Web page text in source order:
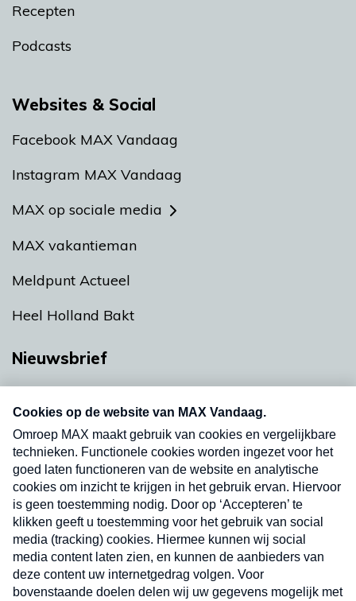
Recepten
Podcasts
Websites & Social
Facebook MAX Vandaag
Instagram MAX Vandaag
MAX op sociale media
MAX vakantieman
Meldpunt Actueel
Heel Holland Bakt
Nieuwsbrief
nieuwsbrief. Elke vrijdag- en dinsdagochtend in
uw mailbox.
Verzend